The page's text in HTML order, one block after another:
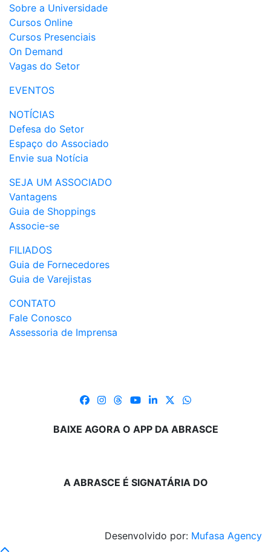
Sobre a Universidade
Cursos Online
Cursos Presenciais
On Demand
Vagas do Setor
EVENTOS
NOTÍCIAS
Defesa do Setor
Espaço do Associado
Envie sua Notícia
SEJA UM ASSOCIADO
Vantagens
Guia de Shoppings
Associe-se
FILIADOS
Guia de Fornecedores
Guia de Varejistas
CONTATO
Fale Conosco
Assessoria de Imprensa
BAIXE AGORA O APP DA ABRASCE
A ABRASCE É SIGNATÁRIA DO
Desenvolvido por: Mufasa Agency